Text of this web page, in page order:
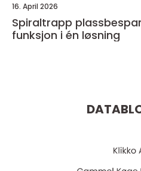
16. April 2026
Spiraltrapp plassbesparende design og
funksjon i én løsning